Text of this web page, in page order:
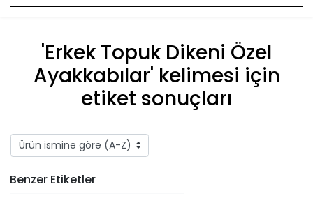
'Erkek Topuk Dikeni Özel
Ayakkabılar' kelimesi için
etiket sonuçları
Benzer Etiketler